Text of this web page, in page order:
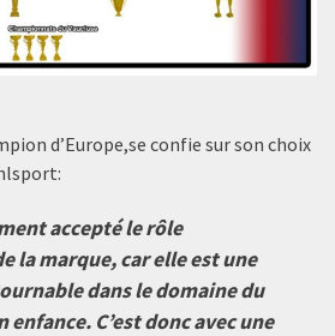
d’Europe,se confie sur son choix
accepté le rôle
la marque, car elle est une
dans le domaine du
C’est donc avec une